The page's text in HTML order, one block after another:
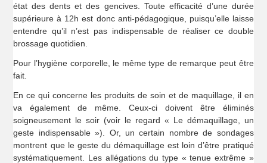
état des dents et des gencives. Toute efficacité d’une durée
supérieure à 12h est donc anti-pédagogique, puisqu’elle laisse
entendre qu’il n’est pas indispensable de réaliser ce double
brossage quotidien.
Pour l’hygiène corporelle, le même type de remarque peut être
fait.
En ce qui concerne les produits de soin et de maquillage, il en
va également de même. Ceux-ci doivent être éliminés
soigneusement le soir (voir le regard « Le démaquillage, un
geste indispensable »). Or, un certain nombre de sondages
montrent que le geste du démaquillage est loin d’être pratiqué
systématiquement. Les allégations du type « tenue extrême »